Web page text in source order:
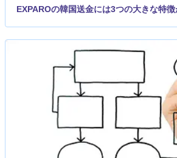
EXPAROの韓国送金には3つの大きな特